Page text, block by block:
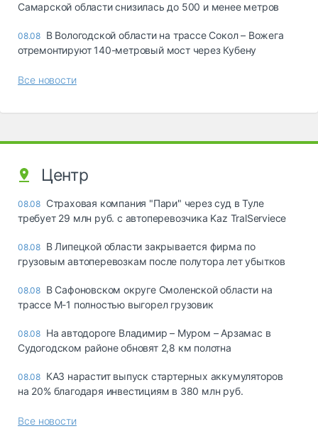
Самарской области снизилась до 500 и менее метров
08.08 В Вологодской области на трассе Сокол – Вожега
отремонтируют 140-метровый мост через Кубену
Все новости
Центр
08.08 Страховая компания "Пари" через суд в Туле
требует 29 млн руб. с автоперевозчика Kaz TralServiece
08.08 В Липецкой области закрывается фирма по
грузовым автоперевозкам после полутора лет убытков
08.08 В Сафоновском округе Смоленской области на
трассе М-1 полностью выгорел грузовик
08.08 На автодороге Владимир – Муром – Арзамас в
Судогодском районе обновят 2,8 км полотна
08.08 КАЗ нарастит выпуск стартерных аккумуляторов
на 20% благодаря инвестициям в 380 млн руб.
Все новости